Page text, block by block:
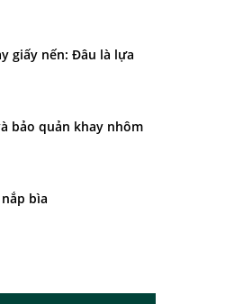
giấy nến: Đâu là lựa
bảo quản khay nhôm
bìa